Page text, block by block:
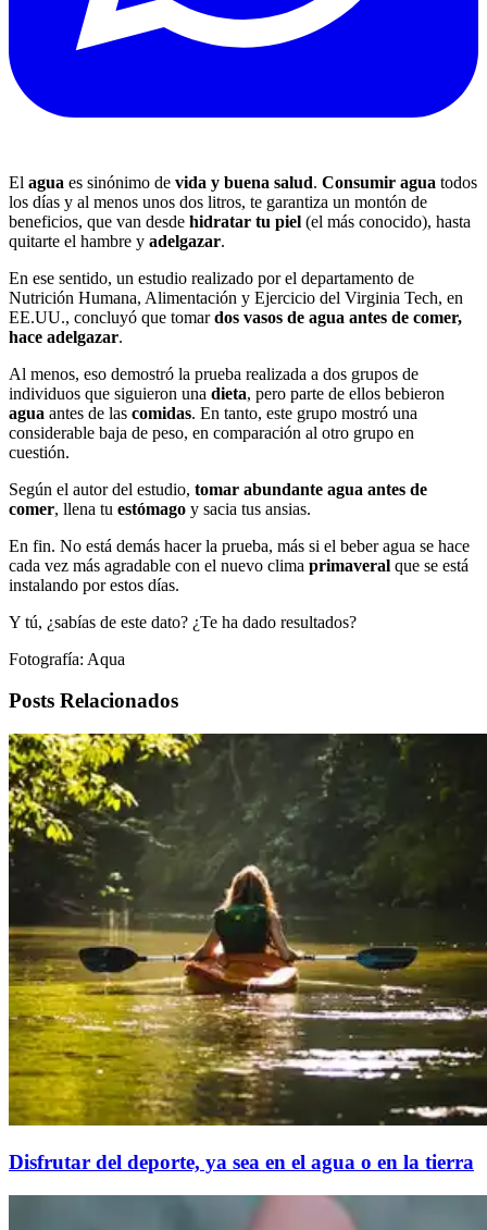
El agua es sinónimo de vida y buena salud. Consumir agua todos
los días y al menos unos dos litros, te garantiza un montón de
beneficios, que van desde hidratar tu piel (el más conocido), hasta
quitarte el hambre y adelgazar.
En ese sentido, un estudio realizado por el departamento de
Nutrición Humana, Alimentación y Ejercicio del Virginia Tech, en
EE.UU., concluyó que tomardos vasos de agua antes de comer,
hace adelgazar.
Al menos, eso demostró la prueba realizada a dos grupos de
individuos que siguieron una dieta, pero parte de ellos bebieron
agua antes de las comidas. En tanto, este grupo mostró una
considerable baja de peso, en comparación al otro grupo en
cuestión.
Según el autor del estudio, tomar abundante agua antes de
comer, llena tu estómago y sacia tus ansias.
En fin. No está demás hacer la prueba, más si el beber agua se hace
cada vez más agradable con el nuevo clima primaveral que se está
instalando por estos días.
Y tú, ¿sabías de este dato? ¿Te ha dado resultados?
Fotografía: Aqua
Posts Relacionados
Disfrutar del deporte, ya sea en el agua o en la tierra